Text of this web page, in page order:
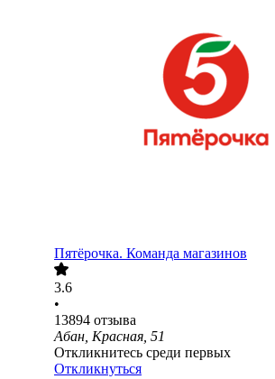
Пятёрочка. Команда магазинов
3.6
•
13894 отзыва
Абан, Красная, 51
Откликнитесь среди первых
Откликнуться